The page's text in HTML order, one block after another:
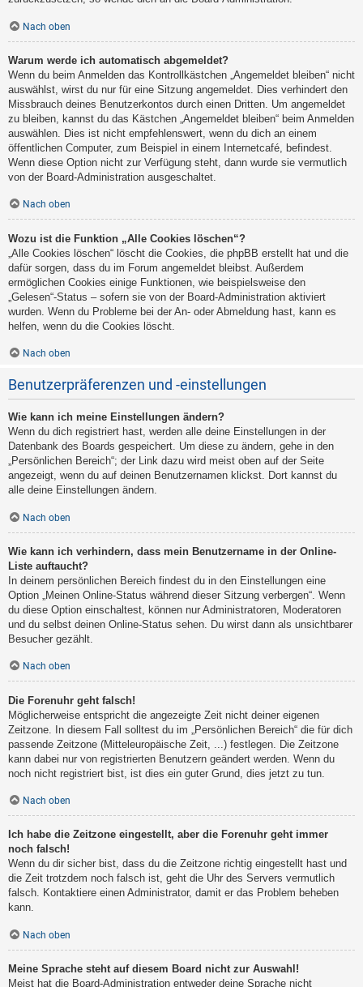
Nach oben
Warum werde ich automatisch abgemeldet?
Wenn du beim Anmelden das Kontrollkästchen „Angemeldet bleiben“ nicht
auswählst, wirst du nur für eine Sitzung angemeldet. Dies verhindert den
Missbrauch deines Benutzerkontos durch einen Dritten. Um angemeldet
zu bleiben, kannst du das Kästchen „Angemeldet bleiben“ beim Anmelden
auswählen. Dies ist nicht empfehlenswert, wenn du dich an einem
öffentlichen Computer, zum Beispiel in einem Internetcafé, befindest.
Wenn diese Option nicht zur Verfügung steht, dann wurde sie vermutlich
von der Board-Administration ausgeschaltet.
Nach oben
Wozu ist die Funktion „Alle Cookies löschen“?
„Alle Cookies löschen“ löscht die Cookies, die phpBB erstellt hat und die
dafür sorgen, dass du im Forum angemeldet bleibst. Außerdem
ermöglichen Cookies einige Funktionen, wie beispielsweise den
„Gelesen“-Status – sofern sie von der Board-Administration aktiviert
wurden. Wenn du Probleme bei der An- oder Abmeldung hast, kann es
helfen, wenn du die Cookies löscht.
Nach oben
Benutzerpräferenzen und -einstellungen
Wie kann ich meine Einstellungen ändern?
Wenn du dich registriert hast, werden alle deine Einstellungen in der
Datenbank des Boards gespeichert. Um diese zu ändern, gehe in den
„Persönlichen Bereich“; der Link dazu wird meist oben auf der Seite
angezeigt, wenn du auf deinen Benutzernamen klickst. Dort kannst du
alle deine Einstellungen ändern.
Nach oben
Wie kann ich verhindern, dass mein Benutzername in der Online-
Liste auftaucht?
In deinem persönlichen Bereich findest du in den Einstellungen eine
Option „Meinen Online-Status während dieser Sitzung verbergen“. Wenn
du diese Option einschaltest, können nur Administratoren, Moderatoren
und du selbst deinen Online-Status sehen. Du wirst dann als unsichtbarer
Besucher gezählt.
Nach oben
Die Forenuhr geht falsch!
Möglicherweise entspricht die angezeigte Zeit nicht deiner eigenen
Zeitzone. In diesem Fall solltest du im „Persönlichen Bereich“ die für dich
passende Zeitzone (Mitteleuropäische Zeit, ...) festlegen. Die Zeitzone
kann dabei nur von registrierten Benutzern geändert werden. Wenn du
noch nicht registriert bist, ist dies ein guter Grund, dies jetzt zu tun.
Nach oben
Ich habe die Zeitzone eingestellt, aber die Forenuhr geht immer
noch falsch!
Wenn du dir sicher bist, dass du die Zeitzone richtig eingestellt hast und
die Zeit trotzdem noch falsch ist, geht die Uhr des Servers vermutlich
falsch. Kontaktiere einen Administrator, damit er das Problem beheben
kann.
Nach oben
Meine Sprache steht auf diesem Board nicht zur Auswahl!
Meist hat die Board-Administration entweder deine Sprache nicht